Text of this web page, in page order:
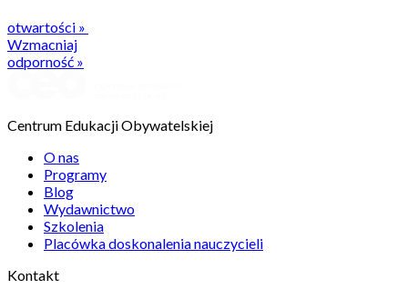
otwartości »
Wzmacniaj
odporność »
Centrum Edukacji Obywatelskiej
O nas
Programy
Blog
Wydawnictwo
Szkolenia
Placówka doskonalenia nauczycieli
Kontakt